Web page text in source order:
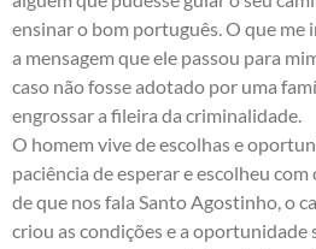
ensinar o bom português. O que me
a mensagem que ele passou para
caso não fosse adotado por uma
engrossar a fileira da criminalidade.
O homem vive de escolhas e
paciência de esperar e escolheu
de que nos fala Santo Agostinho, o
criou as condições e a oportunidade